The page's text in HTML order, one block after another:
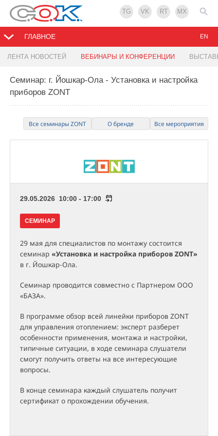
TG VK RT MX
ГЛАВНОЕ
ЛЕНТА НОВОСТЕЙ ВЕБИНАРЫ И КОНФЕРЕНЦИИ
EN
Семинар: г. Йошкар-Ола - Установка и настройка
приборов ZONT
Все семинары ZONT О бренде Все мероприятия
29.05.2026 10:00 - 17:00
СЕМИНАР
29 мая для специалистов по монтажу состоится
семинар «Установка и настройка приборов ZONT»
в г. Йошкар-Ола.
Семинар проводится совместно с Партнером ООО
«БАЗА».
В программе обзор всей линейки приборов ZONT
для управления отоплением: эксперт разберет
особенности применения, монтажа и настройки,
типичные ситуации, в ходе семинара слушатели
смогут получить ответы на все интересующие
вопросы.
В конце семинара каждый слушатель получит
сертификат о прохождении обучения.